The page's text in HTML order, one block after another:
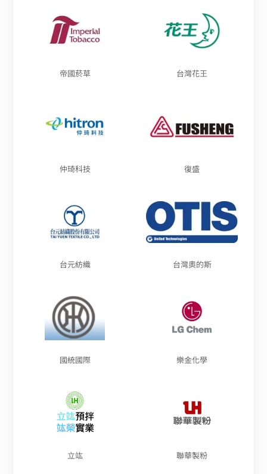
帝國菸草 台灣花王
仲琦科技 復盛
台元紡織 台灣奧的斯
國統國際 樂金化學
立竑 聯華製粉